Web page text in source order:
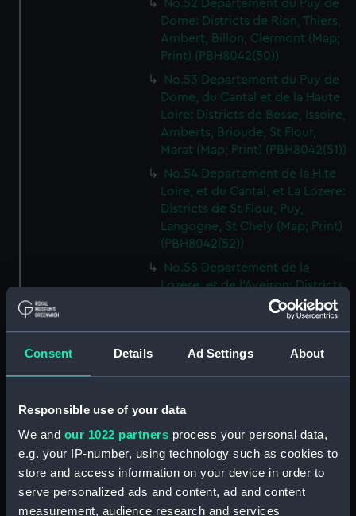
Consent Details Ad Settings About
Responsible use of your data
We and our 1022 partners process your personal data,
e.g. your IP-number, using technology such as cookies to
store and access information on your device in order to
serve personalized ads and content, ad and content
measurement, audience research and services
No.52 Departement du Puy de
Dome: Districts de Rion, Thiers,
Ambert, Billon, Clermont (Map;
Print) (PBH8042(50))
No.53 Departement du Puy de
Dome, du Cantal et de la Haute
Loire: Districts de Besse, Issoire,
Amberts, Brioude, St Flour,
Marat (Map; Print) (PBH8042(51))
No.54 Departement de la H.te
Loire, et du Cantal, et La Lozere:
Districts de St Flour, Puy,
Langogne, St Chely (Map; Print)
(PBH8042(52))
No.55 Departement de la
Lozere, et de l'Aveiron: Districts
de St Genies, Maruegals,
Mende, Florac, Meyrveis,
(PBH8042(53))
No.56 Departement de
de Milhau, Vigan, St Affrique
(Map; Print) (PBH8042(54))
No.57 Departement de
l'Herault: Districts de Lodeve,
Bezier, St Pons (Map; Print)
(PBH8042(55))